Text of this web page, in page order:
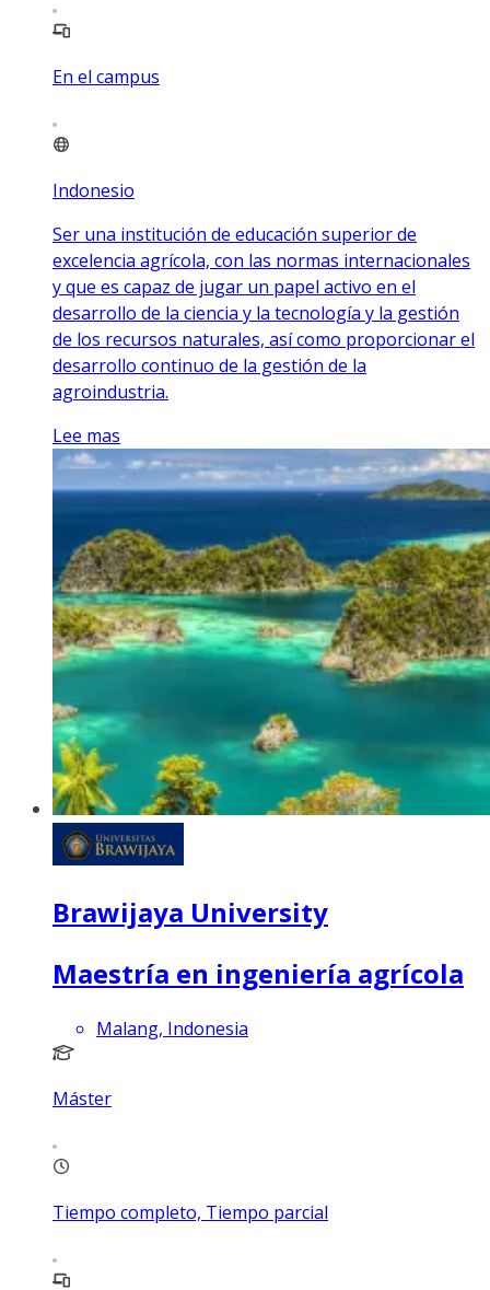
En el campus
Indonesio
Ser una institución de educación superior de
excelencia agrícola, con las normas internacionales
y que es capaz de jugar un papel activo en el
desarrollo de la ciencia y la tecnología y la gestión
de los recursos naturales, así como proporcionar el
desarrollo continuo de la gestión de la
agroindustria.
Lee mas
Brawijaya University
Maestría en ingeniería agrícola
Malang, Indonesia
Máster
Tiempo completo, Tiempo parcial